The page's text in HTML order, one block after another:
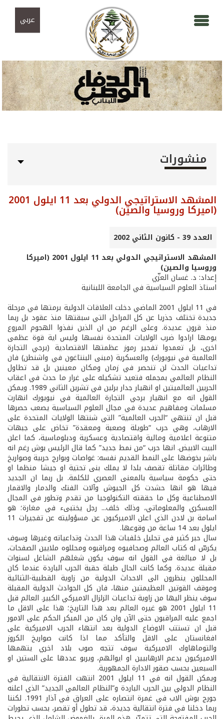
عربي
منشورات
المشهد الاستراتيجي الدولي بعد 11 ايلول 2001
(اميركا وروسيا والصين)
العدد 39 - كانون الثاني 2002
المشهد الاستراتيجي الدولي بعد 11 ايلول 2001 (اميركا
وروسيا والصين)
إعداد: د. غسان العزّي
استاذ العلوم السياسية في الجامعة اللبنانية
في 11 ايلول 2001 الماضي دخلت العلاقات الدولية برمتها في مرحلة
جديدة تختلف جذريا عن كل المراحل التي سبقتها منذ عقود بل ربما
منذ قرون عديدة. وعلى الرغم من ان الذين نفذوا الهجوم المروع
يومها ارادوا ضرب الولايات المتحدة نفسها وليس اية قوة عظمى
اخرى، بل تعمدوا تفجير رموز عظمتها الاقتصادية (برجي التجارة
العالمية في نيويورك) والعسكرية (مبنى البنتاغون في واشنطن) فان
تداعيات الحدث لن تنحصر في زمان ومكان معينين بل قد تطاول
النظام العالمي بمجمله فتعيد تشكيله على غرار ما حدث في اعقاب
الحربين العالميتين او انهيار جدار برلين في تشرين الثاني 1989. ويمكن
القول انه مع انهيار برجي التجارة العالمية في نيويورك انهارت
مسلمات ومفاهيم عديدة في مجال العلوم السياسية يصعب حصرها
قبل ان تنتهي “الحرب العالمية” التي شنتها الولايات المتحدة على
الارهاب، وهي حرب “طويلة وصعبة ومعقدة” تخاض على جبهات
متنوعة اعلامية ومالية واقتصادية وعسكرية ودبلوماسية، كما اعلن
البيت الابيض. انها حرب “من نمط جديد” كما قال الرئيس بوش رغم انه
باشر بخوضها على النمط القديم نفسه: غواصات وبوارج حربية وصواريخ
وطائرات مقاتلة تقصف بلدا لا يملك بنى تحتية او جيشا منظما او
حتى حكومة سياسية بالمعنى العصري للكلمة. بل ربما ان الجديد
فيها هو انها حشدت كل الجيوش وآلات الفتك والدمار والاقمار
الاصطناعية وكل ما حققته التكنولوجيا من تقدم وتطور في المجال
العسكري والمعلوماتي، وذلك خلف... رجل يختبىء في مغارة؛ هو
اسامة بن لادن الذي اعلن الاميركيون عن مسؤوليته عن تفجيرات 11
ايلول بعد 14 ساعة من وقوعها.
سال حبر كثير في تحليل خلفيات هذا الحدث وتداعياته وغيرها وسوف
يكرسّ له كتاب العالم وصحافيوه ومراقبوه ومحللوه ملايين الصفحات،
بل لا مبالغة في القول انه سوف يكون شغلهم الشاغل لسنوات
مقبلة عديدة. وكما كانت الحال طيلة حقبة الحرب الباردة عندما كان
المحللون ينظرون الى الاحداث الدولية من زاوية القطبية-الثنائية
وموقف القوتين العظيمتين منها، فان كل الحوادث الدولية المقبلة
سوف ينظر اليها من زاوية تداعيات الزلزال الاميركي الكبير. العالم قبل
11 ايلول 2001 هو غيره العالم بعد هذا التاريخ؛ هذا على الاقل ما
اجمع عليه المراقبون حتى الآن وان كان من المبكر الحكم على الامور
قبل ان تستتب الاوضاع الدولية بعد انتهاء الحرب الاميركية على
افغانستان على الاقل والتأكد مما اذا كانت صواريخ الكروز
والتوماهاوك الاميركية سوف تتجه صوب بلاد اخري يتهمها
الاميركيون بدعم الارهابيين او ايوائهم، ويربو عددها على الستين او
السبعين بحسب صقور الادارة الجمهورية.
ويمكن القول انه في 11 ايلول 2001 انتهت الفترة الانتقالية في
النظام الدولي بين الحرب الباردة و”النظام العالمي الجديد” الذي اعلنه
جورج بوش الاب في غمرة انتصاره على العراق في آذار 1991. لكننا
ربما دخلنا في فترة انتقالية جديدة، قد تطول أو تقصر، بحسب تطورات